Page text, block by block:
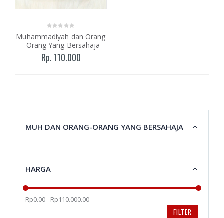
Muhammadiyah dan Orang
- Orang Yang Bersahaja
Rp. 110.000
MUH DAN ORANG-ORANG YANG BERSAHAJA
HARGA
Rp0.00 - Rp110.000.00
FILTER